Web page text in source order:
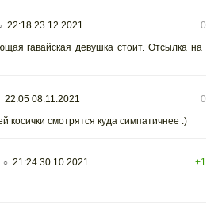
22:18 23.12.2021
0
гавайская девушка стоит. Отсылка на
22:05 08.11.2021
0
косички смотрятся куда симпатичнее :)
○ 21:24 30.10.2021
+1